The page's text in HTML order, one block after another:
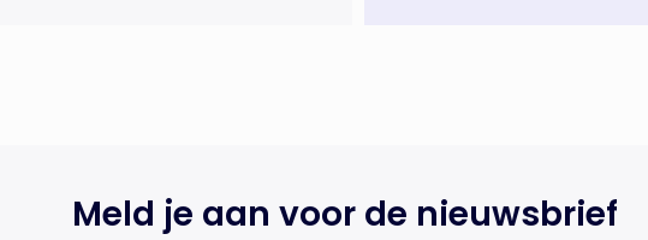
de totale premie-inkomsten
wereldwijd naar verwachting
Meld je aan voor de nieuwsbrief